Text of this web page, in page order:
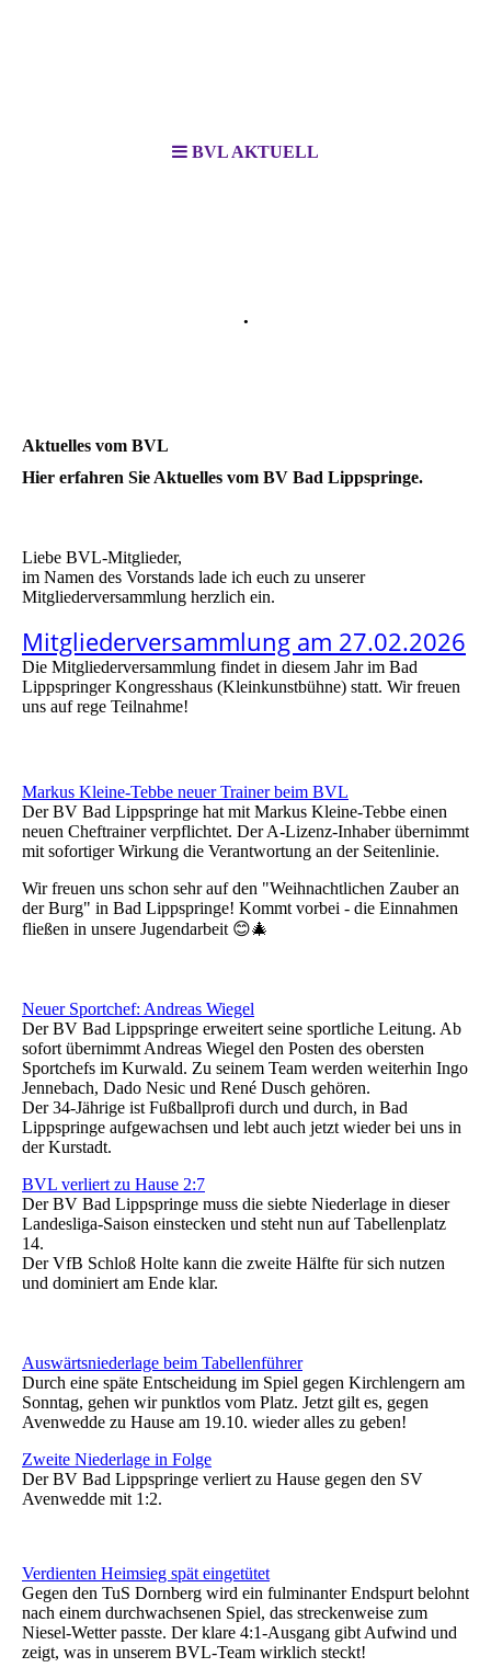
BVL AKTUELL
.
Aktuelles vom BVL
Hier erfahren Sie Aktuelles vom BV Bad Lippspringe.
Liebe BVL-Mitglieder,
im Namen des Vorstands lade ich euch zu unserer
Mitgliederversammlung herzlich ein.
Mitgliederversammlung am 27.02.2026
Die Mitgliederversammlung findet in diesem Jahr im Bad
Lippspringer Kongresshaus (Kleinkunstbühne) statt. Wir freuen
uns auf rege Teilnahme!
Markus Kleine-Tebbe neuer Trainer beim BVL
Der BV Bad Lippspringe hat mit Markus Kleine-Tebbe einen
neuen Cheftrainer verpflichtet. Der A-Lizenz-Inhaber übernimmt
mit sofortiger Wirkung die Verantwortung an der Seitenlinie.
Wir freuen uns schon sehr auf den "Weihnachtlichen Zauber an
der Burg" in Bad Lippspringe! Kommt vorbei - die Einnahmen
fließen in unsere Jugendarbeit 😊🎄
Neuer Sportchef: Andreas Wiegel
Der BV Bad Lippspringe erweitert seine sportliche Leitung. Ab
sofort übernimmt Andreas Wiegel den Posten des obersten
Sportchefs im Kurwald. Zu seinem Team werden weiterhin Ingo
Jennebach, Dado Nesic und René Dusch gehören.
Der 34-Jährige ist Fußballprofi durch und durch, in Bad
Lippspringe aufgewachsen und lebt auch jetzt wieder bei uns in
der Kurstadt.
BVL verliert zu Hause 2:7
Der BV Bad Lippspringe muss die siebte Niederlage in dieser
Landesliga-Saison einstecken und steht nun auf Tabellenplatz
14.
Der VfB Schloß Holte kann die zweite Hälfte für sich nutzen
und dominiert am Ende klar.
Auswärtsniederlage beim Tabellenführer
Durch eine späte Entscheidung im Spiel gegen Kirchlengern am
Sonntag, gehen wir punktlos vom Platz. Jetzt gilt es, gegen
Avenwedde zu Hause am 19.10. wieder alles zu geben!
Zweite Niederlage in Folge
Der BV Bad Lippspringe verliert zu Hause gegen den SV
Avenwedde mit 1:2.
Verdienten Heimsieg spät eingetütet
Gegen den TuS Dornberg wird ein fulminanter Endspurt belohnt
nach einem durchwachsenen Spiel, das streckenweise zum
Niesel-Wetter passte. Der klare 4:1-Ausgang gibt Aufwind und
zeigt, was in unserem BVL-Team wirklich steckt!